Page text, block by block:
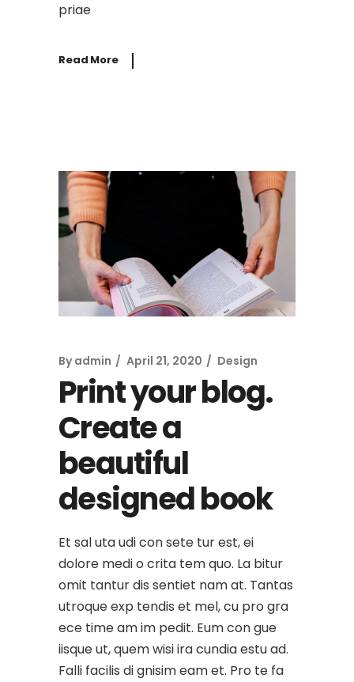
priae
Read More
By admin April 21, 2020 Design
Print your blog.
Create a
beautiful
designed book
Et sal uta udi con sete tur est, ei
dolore medi o crita tem quo. La bitur
omit tantur dis sentiet nam at. Tantas
utroque exp tendis et mel, cu pro gra
ece time am im pedit. Eum con gue
iisque ut, quem wisi ira cundia estu ad.
Falli facilis di gnisim eam et. Pro te fa